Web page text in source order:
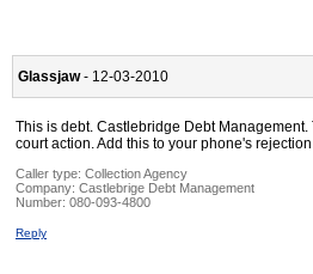
Glassjaw- 12-03-2010
This is debt. Castlebridge Debt
court action. Add this to your phone's
Caller type: Collection Agency
Company: Castlebrige Debt Management
Number: 080-093-4800
Reply